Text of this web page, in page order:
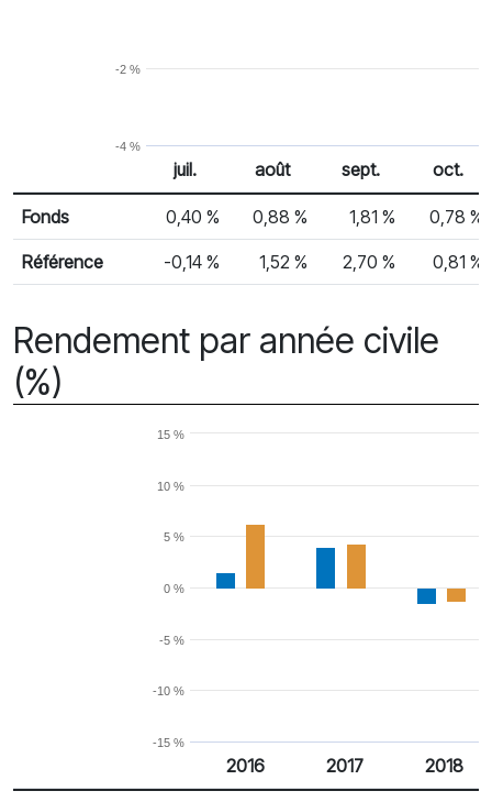
-4 %
-2 %
Rendement mensuel
% Rendement
juil. août sept. oct.
Fonds 0,40 % 0,88 % 1,81 % 0,78 %
Référence -0,14 % 1,52 % 2,70 % 0,81 %
Rendement par année civile
(%)
-15 %
-10 %
-5 %
0 %
5 %
10 %
15 %
% Rendement
2016 2017 2018